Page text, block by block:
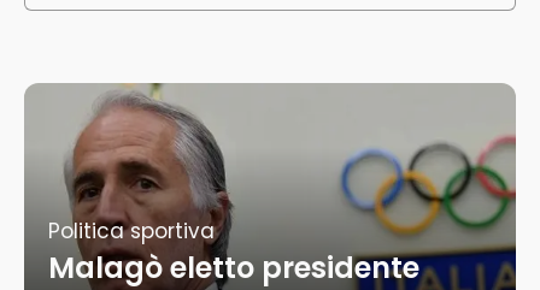
Politica sportiva
Malagò eletto presidente